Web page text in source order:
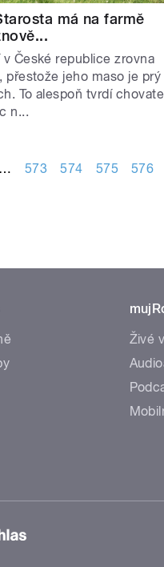
má na farmě
České republice zrovna
přestože jeho maso je prý
To alespoň tvrdí
n...
… 573 574 575 576
Živé